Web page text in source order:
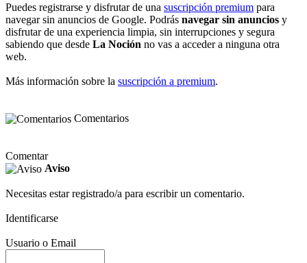
Puedes registrarse y disfrutar de una suscripción premium para
navegar sin anuncios de Google. Podrás navegar sin anuncios y
disfrutar de una experiencia limpia, sin interrupciones y segura
sabiendo que desde La Noción no vas a acceder a ninguna otra
web.
Más información sobre la suscripción a premium.
Comentarios
Comentar
Aviso
Necesitas estar registrado/a para escribir un comentario.
Identificarse
Usuario o Email